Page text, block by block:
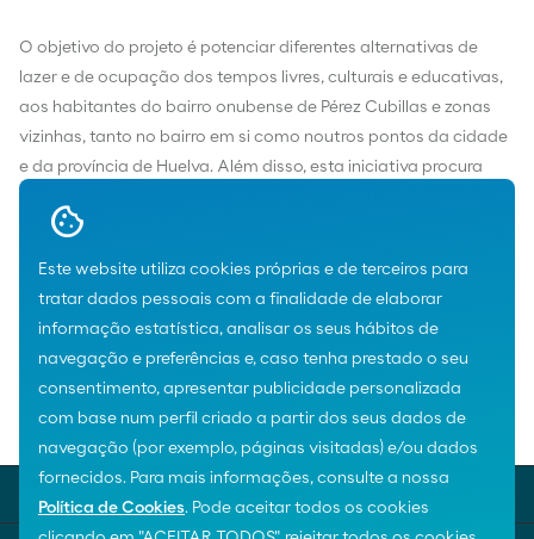
Este website utiliza cookies próprias e de terceiros para
tratar dados pessoais com a finalidade de elaborar
informação estatística, analisar os seus hábitos de
navegação e preferências e, caso tenha prestado o seu
consentimento, apresentar publicidade personalizada
com base num perfil criado a partir dos seus dados de
navegação (por exemplo, páginas visitadas) e/ou dados
fornecidos. Para mais informações, consulte a nossa
Política de Cookies. Pode aceitar todos os cookies
O objetivo do projeto é potenciar diferentes alternativas de
lazer e de ocupação dos tempos livres, culturais e educativas,
aos habitantes do bairro onubense de Pérez Cubillas e zonas
vizinhas, tanto no bairro em si como noutros pontos da cidade
e da província de Huelva. Além disso, esta iniciativa procura
saudável, tanto em hábitos físicos como psicológicos.
Home
Prémios ao valor social
Un Nuevo Horizonte para mi Barrio